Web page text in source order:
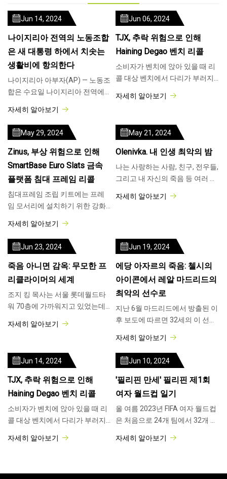
Jun 14, 2024
나이지리아 전역의 노동조합
은 새 대통령 하에서 치솟는
생활비에 항의한다
나이지리아 아부자(AP) — 노동조
합은 수요일 나이지리아 전역에
새 대통령 하에서 치솟는 생활비
에 항의하고 정부에 개선을 요구
했습니다.
자세히 알아보기
Jun 06, 2024
TJX, 추락 위험으로 인해
Haining Degao 벤치 리콜
소비자가 벤치에 앉아 있을 때 리
콜 대상 벤치에서 다리가 부러지
수 있습니다. 월요일부터 오전 7
지 833-408-0502로 전화하면 약
10,850
자세히 알아보기
May 29, 2024
Zinus, 부상 위험으로 인해
SmartBase Euro Slats 금속
플랫폼 침대 프레임 리콜
침대프레임 조립 키트에는 프레
임 모서리에 설치하기 위한 강화
다. 이로 인해 프레임이 무너져 부
상 위험이 발생할 수 있습니다. 약
30,400개의 지누스
자세히 알아보기
May 21, 2024
Olenivka. 내 인생 최악의 밤
나는 사랑하는 사람, 친구, 전우들,
그리고 내 자신의 죽음 등 여러 번
건물에 충돌하는 소리를 들을 때
자세히 알아보기
Jun 23, 2024
죽음 아니면 감옥: 무모한 프
리클라이머의 세계
조지 킹 목사는 서울 롯데월드타
워 70층에 가까워지고 있었는데,
절반 이상 높이였습니다. 반바지
인
자세히 알아보기
Jun 19, 2024
에당 아자르의 죽음: 첼시의
아이콘에서 레알 마드리드의
최악의 선수로
지난 6월 마드리드에서 방출된 이
후 보도에 따르면 32세의 이 선수
예정이라고 합니다. 어떻게 여기
까지 왔나요? Eden Hazard는 엄
청난 돈을 이적했습니다.
자세히 알아보기
Jun 14, 2024
TJX, 추락 위험으로 인해
Haining Degao 벤치 리콜
소비자가 벤치에 앉아 있을 때 리
콜 대상 벤치에서 다리가 부러지
수 있습니다. 월요일부터 오전 7
자세히 알아보기
Jun 10, 2024
'필리핀 만세' 필리핀 제1회
여자 월드컵 일기
올 여름 2023년 FIFA 여자 월드컵
은 처음으로 24개 팀에서 32개 팀
의 일환으로 다음을 포함한 8개국
자세히 알아보기